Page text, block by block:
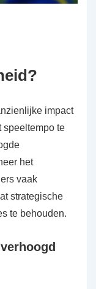
impact
speeltempo te
het
vaak
strategische
te behouden.